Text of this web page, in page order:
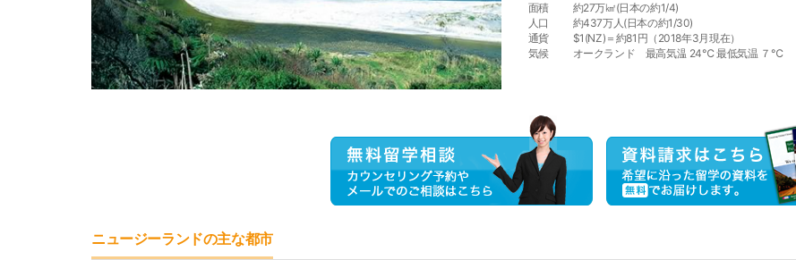
面積
約27万㎢(日本の約1/4)
人口
約437万人(日本の約1/30)
通貨
$1(NZ)＝約81円（2018年3月現在）
気候
オークランド 最高気温 24℃ 最低気温 ７℃
ニュージーランドの主な都市